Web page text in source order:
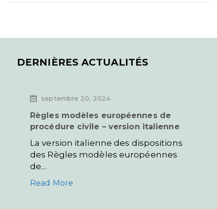
DERNIÈRES ACTUALITÉS
septembre 20, 2024
Règles modèles européennes de
procédure civile – version italienne
La version italienne des dispositions
des Règles modèles européennes
de…
Read More